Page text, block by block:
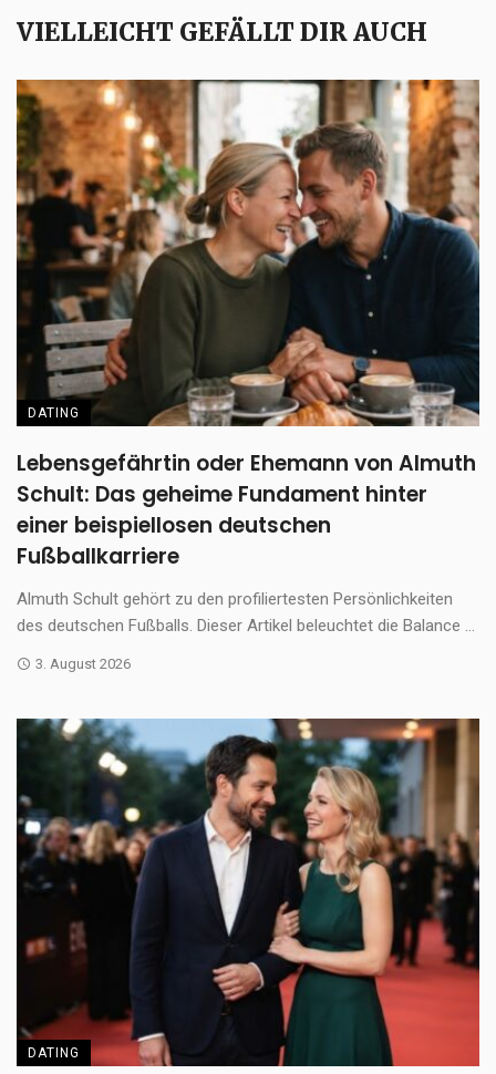
VIELLEICHT GEFÄLLT DIR AUCH
DATING
Lebensgefährtin oder Ehemann von Almuth
Schult: Das geheime Fundament hinter
einer beispiellosen deutschen
Fußballkarriere
Almuth Schult gehört zu den profiliertesten Persönlichkeiten
des deutschen Fußballs. Dieser Artikel beleuchtet die Balance ...
3. August 2026
DATING